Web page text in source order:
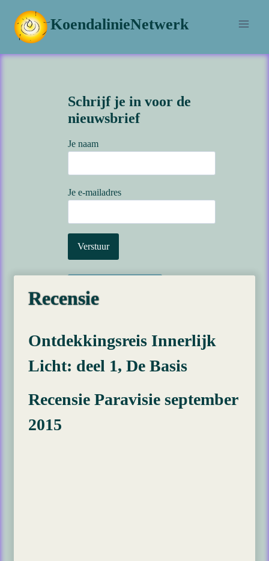
naar
inhoud
KoendalinieNetwerk
Schrijf je in voor de
nieuwsbrief
Je naam
Je e-mailadres
Recensie
Ontdekkingsreis Innerlijk
Licht: deel 1, De Basis
Recensie Paravisie september
2015